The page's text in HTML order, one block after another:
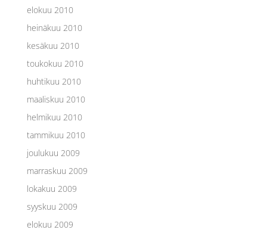
elokuu 2010
heinäkuu 2010
kesäkuu 2010
toukokuu 2010
huhtikuu 2010
maaliskuu 2010
helmikuu 2010
tammikuu 2010
joulukuu 2009
marraskuu 2009
lokakuu 2009
syyskuu 2009
elokuu 2009